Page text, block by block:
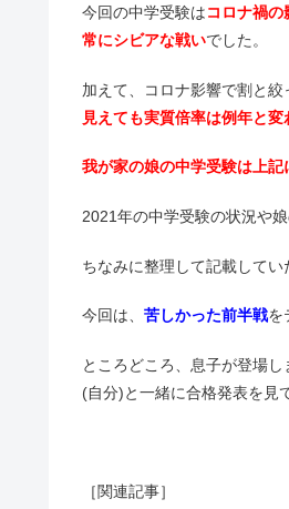
今回の中学受験はコロナ禍
常にシビアな戦いでした。
加えて、コロナ影響で割と絞
見えても実質倍率は例年と
我が家の娘の中学受験は上
2021年の中学受験の状況や
ちなみに整理して記載してい
今回は、 苦しかった前半戦を
ところどころ、息子が登場
(自分)と一緒に合格発表を見
［関連記事］